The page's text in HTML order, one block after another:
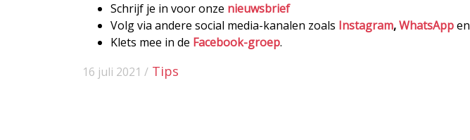
Schrijf je in voor onze nieuwsbrief
Volg via andere social media-kanalen zoals Instagram,WhatsAppen
Klets mee in de Facebook-groep.
16 juli 2021 / Tips